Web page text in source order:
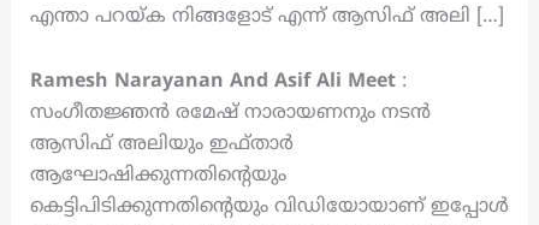
എന്താ പറയ്ക നിങ്ങളോട് എന്ന് ആസിഫ് അലി […]
Ramesh Narayanan And Asif Ali Meet:
സംഗീതജ്ഞന്‍ രമേഷ് നാരായണനും നടൻ
ആസിഫ് അലിയും ഇഫ്താർ
ആഘോഷിക്കുന്നതിന്റെയും
കെട്ടിപിടിക്കുന്നതിന്റെയും വിഡിയോയാണ് ഇപ്പോൾ